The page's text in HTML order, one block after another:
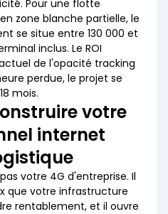
Pour une flotte
zone blanche partielle, le
se situe entre 130 000 et
inclus. Le ROI
de l'opacité tracking
perdue, le projet se
mois.
votre
internet
votre 4G d'entreprise. Il
que votre infrastructure
rentablement, et il ouvre